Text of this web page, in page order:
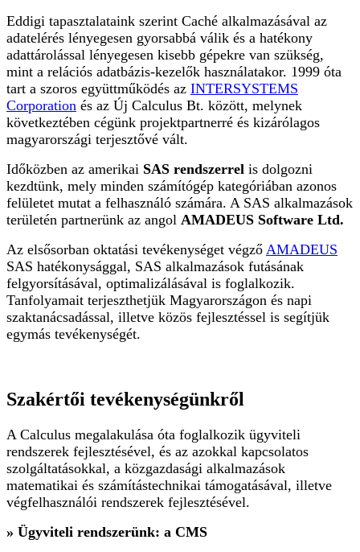
Eddigi tapasztalataink szerint Caché alkalmazásával az
adatelérés lényegesen gyorsabbá válik és a hatékony
adattárolással lényegesen kisebb gépekre van szükség,
mint a relációs adatbázis-kezelők használatakor. 1999 óta
tart a szoros együttműködés az INTERSYSTEMS
Corporation és az Új Calculus Bt. között, melynek
következtében cégünk projektpartnerré és kizárólagos
magyarországi terjesztővé vált.
Időközben az amerikai SAS rendszerrel is dolgozni
kezdtünk, mely minden számítógép kategóriában azonos
felületet mutat a felhasználó számára. A SAS alkalmazások
területén partnerünk az angol AMADEUS Software Ltd.
Az elsősorban oktatási tevékenységet végző AMADEUS
SAS hatékonysággal, SAS alkalmazások futásának
felgyorsításával, optimalizálásával is foglalkozik.
Tanfolyamait terjeszthetjük Magyarországon és napi
szaktanácsadással, illetve közös fejlesztéssel is segítjük
egymás tevékenységét.
Szakértői tevékenységünkről
A Calculus megalakulása óta foglalkozik ügyviteli
rendszerek fejlesztésével, és az azokkal kapcsolatos
szolgáltatásokkal, a közgazdasági alkalmazások
matematikai és számítástechnikai támogatásával, illetve
végfelhasználói rendszerek fejlesztésével.
» Ügyviteli rendszerünk: a CMS